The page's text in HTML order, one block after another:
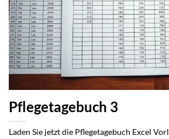
Pflegetagebuch 3
Laden Sie jetzt die Pflegetagebuch Excel